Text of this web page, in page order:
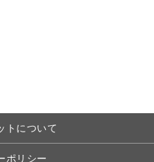
トについて
ポリシー